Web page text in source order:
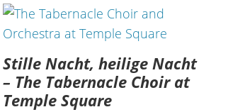
Stille Nacht, heilige Nacht
– The Tabernacle Choir at
Temple Square